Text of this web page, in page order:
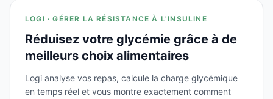
LOGI · GÉRER LA RÉSISTANCE À L'INSULINE
Réduisez votre glycémie grâce à de
meilleurs choix alimentaires
Logi analyse vos repas, calcule la charge glycémique
en temps réel et vous montre exactement comment